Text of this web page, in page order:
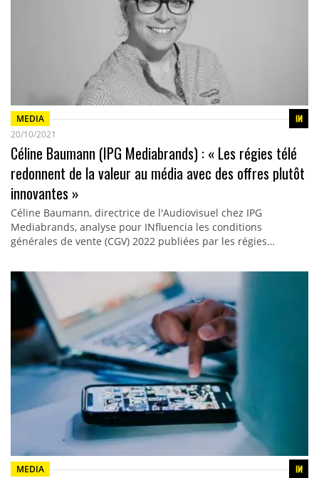
MEDIA
20/10/2021
Céline Baumann (IPG Mediabrands) : « Les régies télé
redonnent de la valeur au média avec des offres plutôt
innovantes »
Céline Baumann, directrice de l'Audiovisuel chez IPG
Mediabrands, analyse pour INfluencia les conditions
générales de vente (CGV) 2022 publiées par les régies…
MEDIA